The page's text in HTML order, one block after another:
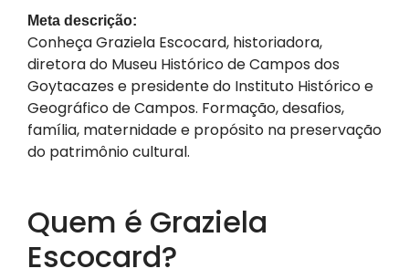
Meta descrição:
Conheça Graziela Escocard, historiadora,
diretora do Museu Histórico de Campos dos
Goytacazes e presidente do Instituto Histórico e
Geográfico de Campos. Formação, desafios,
família, maternidade e propósito na preservação
do patrimônio cultural.
Quem é Graziela
Escocard?